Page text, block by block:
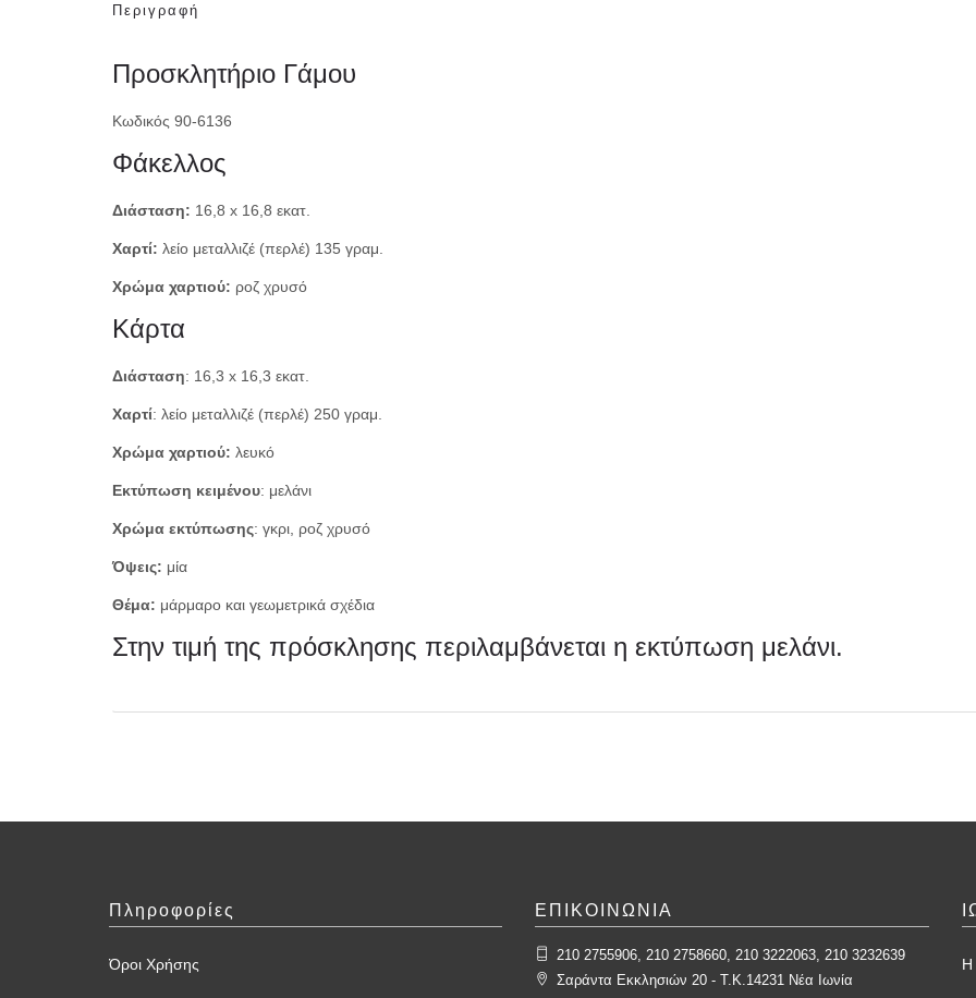
Περιγραφή
Προσκλητήριο Γάμου
Κωδικός 90-6136
Φάκελλος
Διάσταση: 16,8 x 16,8 εκατ.
Χαρτί: λείο μεταλλιζέ (περλέ) 135 γραμ.
Χρώμα χαρτιού: ροζ χρυσό
Κάρτα
Διάσταση: 16,3 x 16,3 εκατ.
Χαρτί: λείο μεταλλιζέ (περλέ) 250 γραμ.
Χρώμα χαρτιού: λευκό
Εκτύπωση κειμένου: μελάνι
Χρώμα εκτύπωσης: γκρι, ροζ χρυσό
Όψεις: μία
Θέμα: μάρμαρο και γεωμετρικά σχέδια
Στην τιμή της πρόσκλησης περιλαμβάνεται η εκτύπωση μελάνι.
Πληροφορίες
Όροι Χρήσης
ΕΠΙΚΟΙΝΩΝΙΑ
210 2755906, 210 2758660, 210 3222063, 210 3232639
Σαράντα Εκκλησιών 20 - T.K.14231 Νέα Ιωνία
Η